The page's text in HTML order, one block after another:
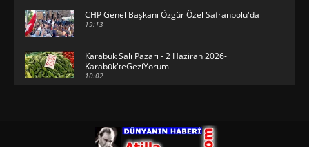
CHP Genel Başkanı Özgür Özel Safranbolu'da
19:13
Karabük Salı Pazarı - 2 Haziran 2026-
Karabük'teGeziYorum
10:02
HAVUZBAŞINDA BAYRAMLAŞMA Karabük